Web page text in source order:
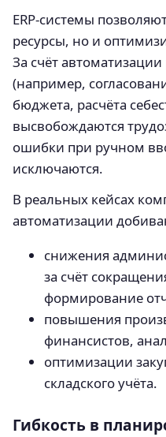
ERP-системы
ресурсы, но и
За счёт
(например,
бюджета, расчёта
высвобождаются
ошибки при ручном
исключаются.
В реальных кейсах
автоматизации
снижения
за счёт
формирование
повышения
финансистов,
оптимизации
складского учёта.
Гибкость в